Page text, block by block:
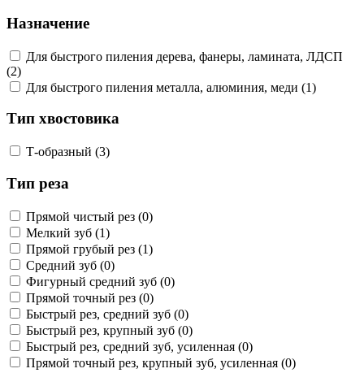
Назначение
Для быстрого пиления дерева, фанеры, ламината, ЛДСП
(2)
Для быстрого пиления металла, алюминия, меди (1)
Тип хвостовика
Т-образный (3)
Тип реза
Прямой чистый рез (0)
Мелкий зуб (1)
Прямой грубый рез (1)
Средний зуб (0)
Фигурный средний зуб (0)
Прямой точный рез (0)
Быстрый рез, средний зуб (0)
Быстрый рез, крупный зуб (0)
Быстрый рез, средний зуб, усиленная (0)
Прямой точный рез, крупный зуб, усиленная (0)